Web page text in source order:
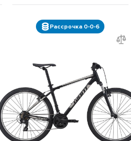
Рассрочка 0-0-6